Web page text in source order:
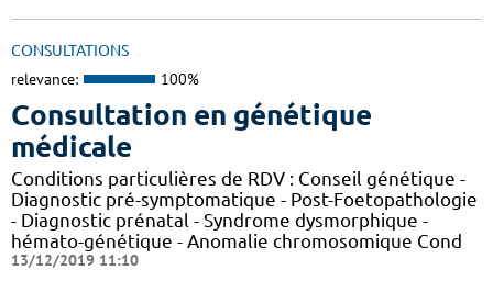
CONSULTATIONS
relevance: 100%
Consultation en génétique
médicale
Conditions particulières de RDV : Conseil génétique -
Diagnostic pré-symptomatique - Post-Foetopathologie
- Diagnostic prénatal - Syndrome dysmorphique -
hémato-génétique - Anomalie chromosomique Cond
13/12/2019 11:10